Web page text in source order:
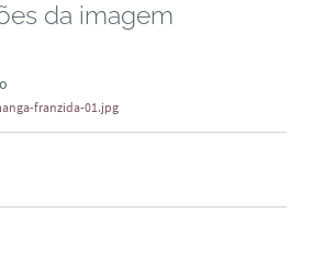
da imagem
franzida-01.jpg